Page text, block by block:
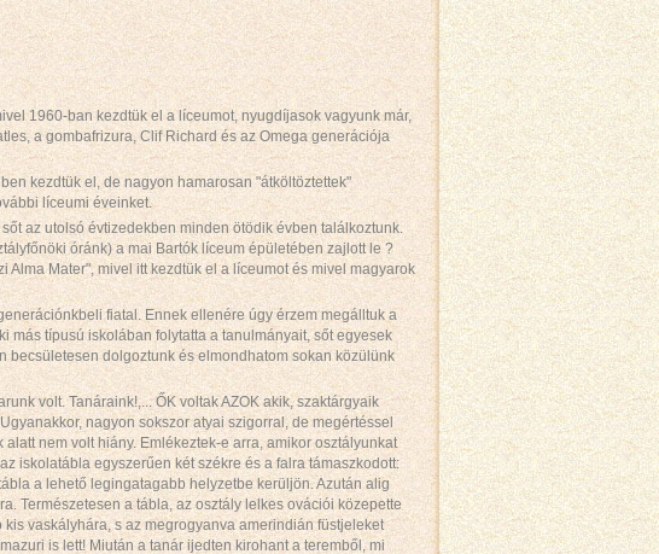
1960-ban kezdtük el a líceumot, nyugdíjasok vagyunk már,
a gombafrizura, Clif Richard és az Omega generációja
kezdtük el, de nagyon hamarosan "átköltöztettek"
líceumi éveinket.
az utolsó évtizedekben minden ötödik évben találkoztunk.
óránk) a mai Bartók líceum épületében zajlott le ?
Alma Mater", mivel itt kezdtük el a líceumot és mivel magyarok
fiatal. Ennek ellenére úgy érzem megálltuk a
más típusú iskolában folytatta a tanulmányait, sőt egyesek
dolgoztunk és elmondhatom sokan közülünk
volt. Tanáraink!,... ŐK voltak AZOK akik, szaktárgyaik
nagyon sokszor atyai szigorral, de megértéssel
nem volt hiány. Emlékeztek-e arra, amikor osztályunkat
iskolatábla egyszerűen két székre és a falra támaszkodott:
a lehető legingatagabb helyzetbe kerüljön. Azután alig
Természetesen a tábla, az osztály lelkes ovációi közepette
vaskályhára, s az megrogyanva amerindián füstjeleket
is lett! Miután a tanár ijedten kirohant a teremből, mi